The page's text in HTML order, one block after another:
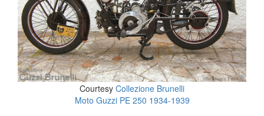
Courtesy Collezione Brunelli
Moto Guzzi PE 250 1934-1939